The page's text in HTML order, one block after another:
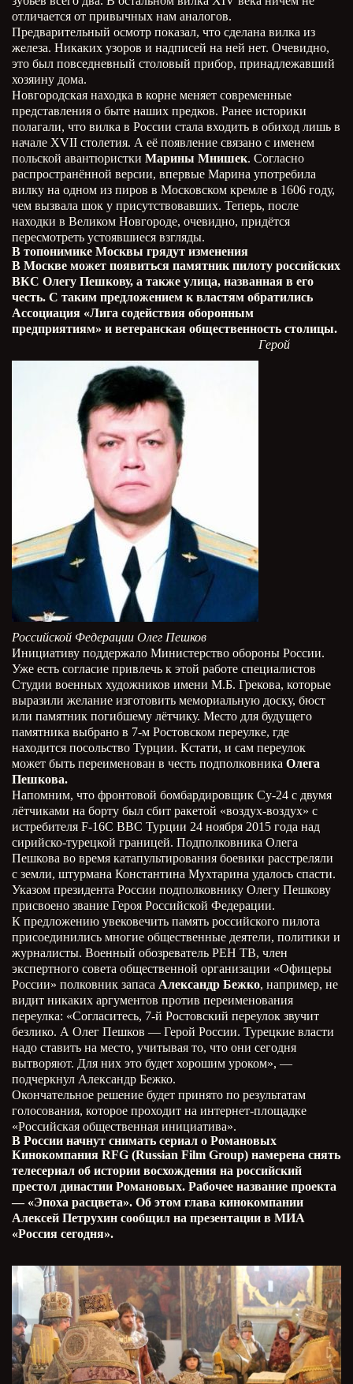
отличается от привычных нам аналогов.
Предварительный осмотр показал, что сделана вилка из
железа. Никаких узоров и надписей на ней нет. Очевидно,
это был повседневный столовый прибор, принадлежавший
хозяину дома.
Новгородская находка в корне меняет современные
представления о быте наших предков. Ранее историки
полагали, что вилка в России стала входить в обиход лишь в
начале XVII столетия. А её появление связано с именем
польской авантюристки Марины Мнишек. Согласно
распространённой версии, впервые Марина употребила
вилку на одном из пиров в Московском кремле в 1606 году,
чем вызвала шок у присутствовавших. Теперь, после
находки в Великом Новгороде, очевидно, придётся
пересмотреть устоявшиеся взгляды.
В топонимике Москвы грядут изменения
В Москве может появиться памятник пилоту российских
ВКС Олегу Пешкову, а также улица, названная в его
честь. С таким предложением к властям обратились
Ассоциация «Лига содействия оборонным
предприятиям» и ветеранская общественность столицы.
Герой
Российской Федерации Олег Пешков
Инициативу поддержало Министерство обороны России.
Уже есть согласие привлечь к этой работе специалистов
Студии военных художников имени М.Б. Грекова, которые
выразили желание изготовить мемориальную доску, бюст
или памятник погибшему лётчику. Место для будущего
памятника выбрано в 7-м Ростовском переулке, где
находится посольство Турции. Кстати, и сам переулок
может быть переименован в честь подполковника Олега
Пешкова.
Напомним, что фронтовой бомбардировщик Су-24 с двумя
лётчиками на борту был сбит ракетой «воздух-воздух» с
истребителя F-16C ВВС Турции 24 ноября 2015 года над
сирийско-турецкой границей. Подполковника Олега
Пешкова во время катапультирования боевики расстреляли
с земли, штурмана Константина Мухтарина удалось спасти.
Указом президента России подполковнику Олегу Пешкову
присвоено звание Героя Российской Федерации.
К предложению увековечить память российского пилота
присоединились многие общественные деятели, политики и
журналисты. Военный обозреватель РЕН ТВ, член
экспертного совета общественной организации «Офицеры
России» полковник запаса Александр Бежко, например, не
видит никаких аргументов против переименования
переулка: «Согласитесь, 7-й Ростовский переулок звучит
безлико. А Олег Пешков — Герой России. Турецкие власти
надо ставить на место, учитывая то, что они сегодня
вытворяют. Для них это будет хорошим уроком», —
подчеркнул Александр Бежко.
Окончательное решение будет принято по результатам
голосования, которое проходит на интернет-площадке
«Российская общественная инициатива».
В России начнут снимать сериал о Романовых
Кинокомпания RFG (Russian Film Group) намерена снять
телесериал об истории восхождения на российский
престол династии Романовых. Рабочее название проекта
— «Эпоха расцвета». Об этом глава кинокомпании
Алексей Петрухин сообщил на презентации в МИА
«Россия сегодня».